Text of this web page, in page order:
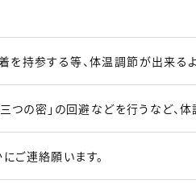
持参する等、体温調節が出来るよ
つの密」の回避などを行うなど、
ご連絡願います。